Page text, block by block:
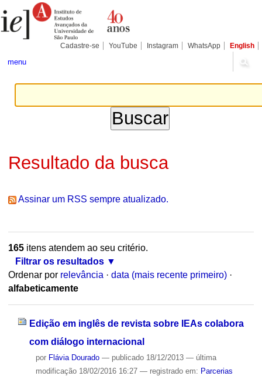
para
conteúdo.
Pessoais
Cadastre-se YouTube Instagram WhatsApp English
menu
Resultado da busca
Assinar um RSS sempre atualizado.
165itens atendem ao seu critério.
Filtrar os resultados
Ordenar por relevância · data (mais recente primeiro) ·
alfabeticamente
Edição em inglês de revista sobre IEAs colabora
com diálogo internacional
por Flávia Dourado — publicado18/12/2013 — última
modificação18/02/2016 16:27 — registrado em: Parcerias